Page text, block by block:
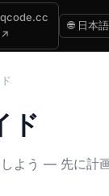
qcode.cc
↗
🌐 日本語
ド
よう — 先に計